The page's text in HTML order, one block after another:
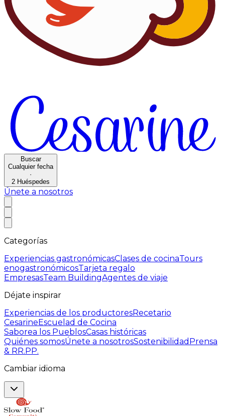
Buscar
Cualquier fecha
·
2 Huéspedes
Únete a nosotros
Categorías
Experiencias gastronómicasClases de cocinaTours
enogastronómicosTarjeta regalo
EmpresasTeam BuildingAgentes de viaje
Déjate inspirar
Experiencias de los productoresRecetario
CesarineEscuelad de Cocina
Saborea los PueblosCasas históricas
Quiénes somosÚnete a nosotrosSostenibilidad Prensa
& RR.PP.
Cambiar idioma